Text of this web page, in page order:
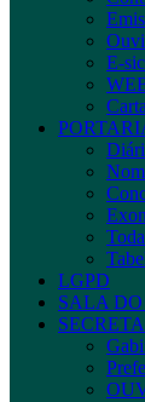
E-sic
LGPD
SALA